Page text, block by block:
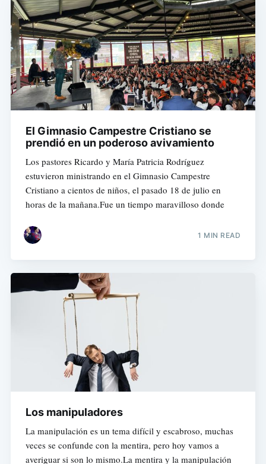
El Gimnasio Campestre Cristiano se
prendió en un poderoso avivamiento
Los pastores Ricardo y María Patricia Rodríguez
estuvieron ministrando en el Gimnasio Campestre
Cristiano a cientos de niños, el pasado 18 de julio en
horas de la mañana.Fue un tiempo maravilloso donde
1 MIN READ
Los manipuladores
La manipulación es un tema difícil y escabroso, muchas
veces se confunde con la mentira, pero hoy vamos a
averiguar si son lo mismo.La mentira y la manipulación